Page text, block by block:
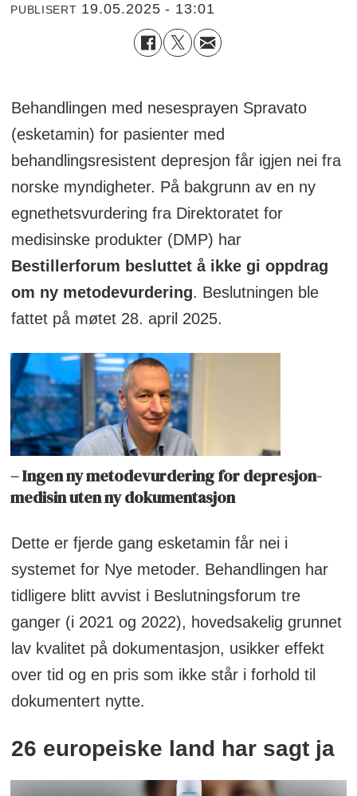
PUBLISERT 19.05.2025 - 13:01
Behandlingen med nesesprayen Spravato
(esketamin) for pasienter med
behandlingsresistent depresjon får igjen nei fra
norske myndigheter. På bakgrunn av en ny
egnethetsvurdering fra Direktoratet for
medisinske produkter (DMP) har
Bestillerforum besluttet å ikke gi oppdrag
om ny metodevurdering. Beslutningen ble
fattet på møtet 28. april 2025.
– Ingen ny metodevurdering for depresjon-
medisin uten ny dokumentasjon
Dette er fjerde gang esketamin får nei i
systemet for Nye metoder. Behandlingen har
tidligere blitt avvist i Beslutningsforum tre
ganger (i 2021 og 2022), hovedsakelig grunnet
lav kvalitet på dokumentasjon, usikker effekt
over tid og en pris som ikke står i forhold til
dokumentert nytte.
26 europeiske land har sagt ja